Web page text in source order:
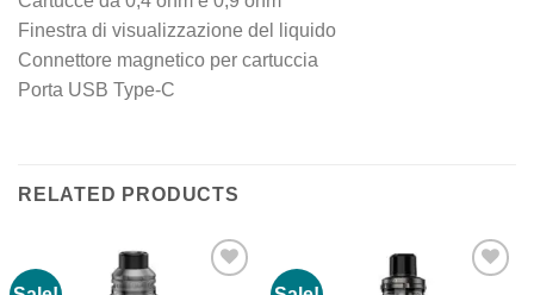
Finestra di visualizzazione del liquido
Connettore magnetico per cartuccia
Porta USB Type-C
RELATED PRODUCTS